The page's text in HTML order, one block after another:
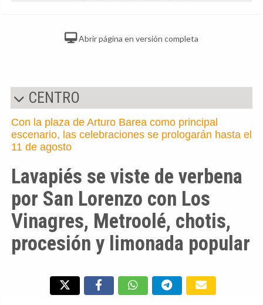
Abrir página en versión completa
CENTRO
Con la plaza de Arturo Barea como principal
escenario, las celebraciones se prologarán hasta el
11 de agosto
Lavapiés se viste de verbena
por San Lorenzo con Los
Vinagres, Metroolé, chotis,
procesión y limonada popular